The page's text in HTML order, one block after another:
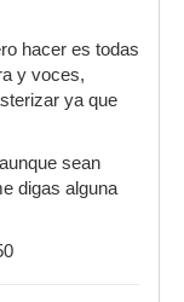
hacer es todas
y voces,
ya que
sean
digas alguna